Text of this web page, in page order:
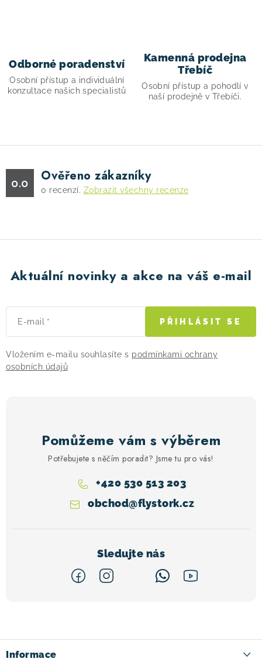
Odborné poradenství
Osobní přístup a individuální
konzultace našich specialistů
Kamenná prodejna
Třebíč
Osobní přístup a pohodlí v
naší prodejně v Třebíči.
0.0 Ověřeno zákazníky
0 recenzí. Zobrazit všechny recenze
Aktuální novinky a akce na váš e-mail
E-mail
Vložením e-mailu souhlasíte s podmínkami ochrany
osobních údajů
PŘIHLÁSIT SE
Pomůžeme vám s výběrem
Potřebujete s něčím poradit? Jsme tu pro vás!
obchod@flystork.cz
+420 530 513 203
p
aInformace